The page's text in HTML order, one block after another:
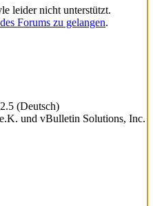
leider nicht unterstützt.
Forums zu gelangen.
(Deutsch)
und vBulletin Solutions, Inc.